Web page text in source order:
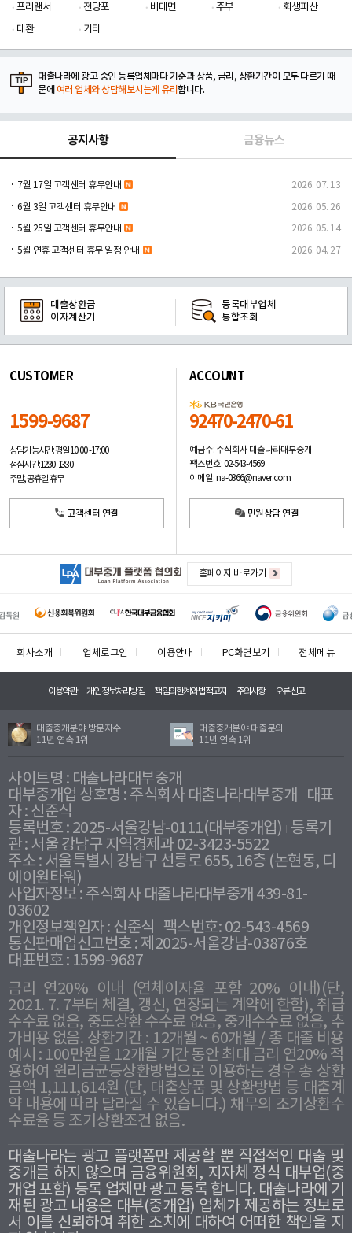
프리랜서
전당포 비대면 주부
회생파산
대환
기타
대출나라에 광고 중인 등록업체마다 기준과 상품, 금리, 상환기간이 모두 다르기 때
문에 여러 업체와 상담해보시는게 유리합니다.
공지사항 금융뉴스
7월 17일 고객센터 휴무안내 2026. 07. 13
6월 3일 고객센터 휴무안내 2026. 05. 26
5월 25일 고객센터 휴무안내 2026. 05. 14
5월 연휴 고객센터 휴무 일정 안내 2026. 04. 27
대출상환금
이자계산기
등록대부업체
통합조회
CUSTOMER
1599-9687
상담가능시간: 평일10:00 -17:00
점심시간: 12:30 - 13:30
주말, 공휴일 휴무
고객센터 연결
ACCOUNT
92470-2470-61
예금주: 주식회사 대출나라대부중개
팩스번호: 02-543-4569
이메일: na-0366@naver.com
민원상담 연결
홈페이지 바로가기
회사소개 업체로그인 이용안내 PC화면보기 전체메뉴
이용약관 개인정보처리방침 책임의한계와법적고지 주의사항 오류신고
대출중개분야 방문자수
11년 연속 1위
대출중개분야 대출문의
11년 연속 1위
사이트명 : 대출나라대부중개
대부중개업 상호명 : 주식회사 대출나라대부중개
대표
자 : 신준식
등록번호 : 2025-서울강남-0111(대부중개업) 등록기
관 : 서울 강남구 지역경제과 02-3423-5522
주소 : 서울특별시 강남구 선릉로 655, 16층 (논현동, 디
에이원타워)
사업자정보 : 주식회사 대출나라대부중개 439-81-
03602
개인정보책임자 : 신준식
팩스번호: 02-543-4569
통신판매업신고번호 : 제2025-서울강남-03876호
대표번호 : 1599-9687
금리 연20% 이내 (연체이자율 포함 20% 이내)(단,
2021. 7. 7부터 체결, 갱신, 연장되는 계약에 한함), 취급
수수료 없음, 중도상환 수수료 없음, 중개수수료 없음, 추
가비용 없음. 상환기간 : 12개월 ~ 60개월 / 총 대출 비용
예시 : 100만원을 12개월 기간 동안 최대 금리 연20% 적
용하여 원리금균등상환방법으로 이용하는 경우 총 상환
금액 1,111,614원 (단, 대출상품 및 상환방법 등 대출계
약 내용에 따라 달라질 수 있습니다.) 채무의 조기상환수
수료율 등 조기상환조건 없음.
대출나라는 광고 플랫폼만 제공할 뿐 직접적인 대출 및
중개를 하지 않으며 금융위원회, 지자체 정식 대부업(중
개업 포함) 등록 업체만 광고 등록 합니다. 대출나라에 기
재된 광고 내용은 대부(중개업) 업체가 제공하는 정보로
서 이를 신뢰하여 취한 조치에 대하여 어떠한 책임을 지